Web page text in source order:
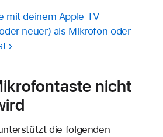
mit deinem Apple TV
neuer) als Mikrofon oder
nicht
die folgenden